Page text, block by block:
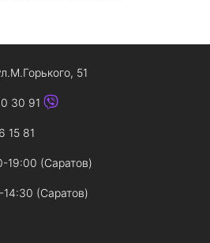
51
30 91
15 81
19:00 (Саратов)
(Саратов)